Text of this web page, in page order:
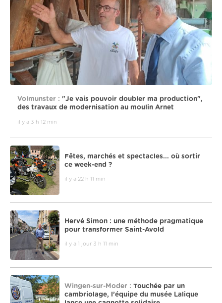
Volmunster : "Je vais pouvoir doubler ma production",
des travaux de modernisation au moulin Arnet
il y a 3 h 12 min
Fêtes, marchés et spectacles... où sortir
ce week-end ?
il y a 22 h 11 min
Hervé Simon : une méthode pragmatique
pour transformer Saint-Avold
il y a 1 jour 3 h 11 min
Wingen-sur-Moder : Touchée par un
cambriolage, l’équipe du musée Lalique